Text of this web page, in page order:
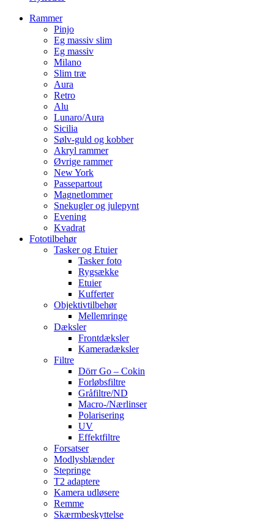
Rammer
Pinjo
Eg massiv slim
Eg massiv
Milano
Slim træ
Aura
Retro
Alu
Lunaro/Aura
Sicilia
Sølv-guld og kobber
Akryl rammer
Øvrige rammer
New York
Passepartout
Magnetlommer
Snekugler og julepynt
Evening
Kvadrat
Fototilbehør
Tasker og Etuier
Tasker foto
Rygsække
Etuier
Kufferter
Objektivtilbehør
Mellemringe
Dæksler
Frontdæksler
Kameradæksler
Filtre
Dörr Go – Cokin
Forløbsfiltre
Gråfiltre/ND
Macro-/Nærlinser
Polarisering
UV
Effektfiltre
Forsatser
Modlysblænder
Stepringe
T2 adaptere
Kamera udløsere
Remme
Skærmbeskyttelse